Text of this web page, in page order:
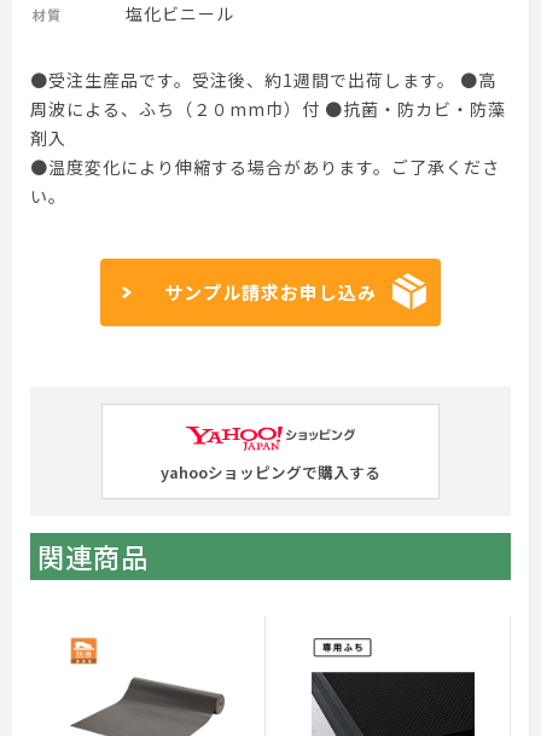
材質 塩化ビニール
●受注生産品です。受注後、約1週間で出荷します。 ●高
周波による、ふち（２０mm巾）付 ●抗菌・防カビ・防藻
剤入
●温度変化により伸縮する場合があります。ご了承くださ
い。
サンプル請求お申し込み
yahooショッピングで購入する
関連商品